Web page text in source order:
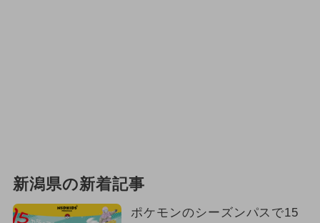
新潟県の新着記事
ポケモンのシーズンパスで15